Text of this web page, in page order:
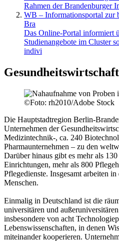
Rahmen der Brandenburger
WB – Informationsportal zur
Bra
Das Online-Portal informiert
Studienangebote im Cluster
indivi
Gesundheitswirtschaft
©Foto: rh2010/Adobe Stock
Die Hauptstadtregion Berlin-
Unternehmen der
Medizintechnik-, ca. 240
Pharmaunternehmen – zu den
Darüber hinaus gibt es mehr als
Einrichtungen, mehr als 800
Pflegedienste. Insgesamt arbeiten
Menschen.
Einmalig in Deutschland ist die
universitären und
insbesondere von acht
Lebenswissenschaften, in denen
miteinander kooperieren.